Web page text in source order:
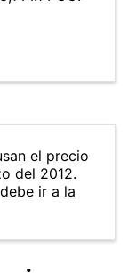
el precio
del 2012.
ir a la